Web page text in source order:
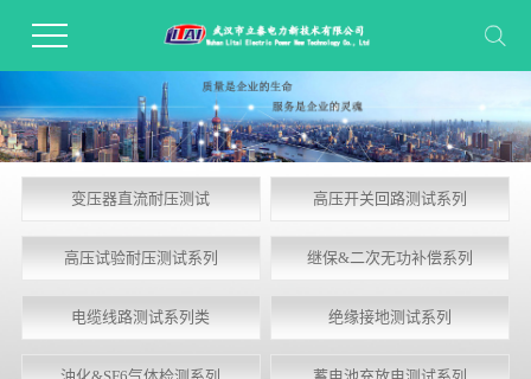
变压器直流耐压测试 高压开关回路测试系列
高压试验耐压测试系列 继保&二次无功补偿系列
电缆线路测试系列类 绝缘接地测试系列